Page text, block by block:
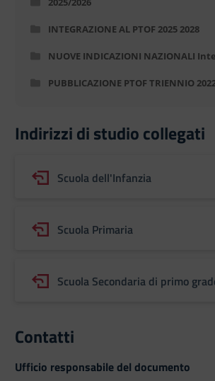
INTEGRAZIONE AL PTOF 2025 2028
NUOVE INDICAZIONI NAZIONALI
Piano dell’offerta formativa per il
PUBBLICAZIONE PTOF TRIENNIO
Indirizzi di studio collegati
Scuola dell'Infanzia
Scuola Primaria
Scuola Secondaria di primo
Contatti
Ufficio responsabile del documento